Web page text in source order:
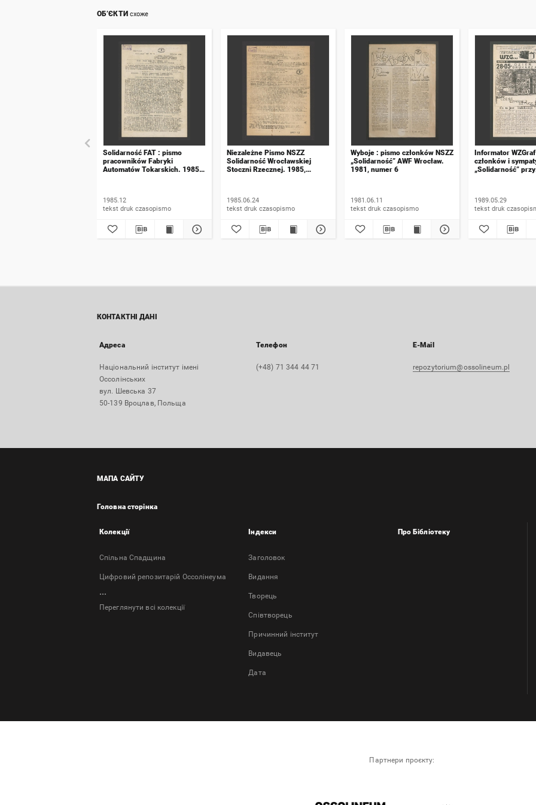
ОБ’ЄКТИ схоже
Solidarność FAT : pismo
pracowników Fabryki
Automatów Tokarskich. 1985,
1985.12
tekst druk czasopismo
Niezależne Pismo NSZZ
Solidarność Wrocławskiej
Stoczni Rzecznej. 1985,
1985.06.24
tekst druk czasopismo
Wyboje : pismo członków NSZZ
„Solidarność” AWF Wrocław.
1981, numer 6
1981.06.11
tekst druk czasopismo
Informator
członków i
„Solidarność” przy
1989.05.29
tekst druk
КОНТАКТНІ ДАНІ
Адреса
Національний інститут імені
Оссолінських
вул. Шевська 37
50-139 Вроцлав, Польща
Телефон
(+48) 71 344 44 71
E-Mail
repozytorium@ossolineum.pl
МАПА САЙТУ
Головна сторінка
Колекції
Спільна Спадщина
Цифровий репозитарій Оссолінеума
...
Переглянути всі колекції
Індекси
Заголовок
Bидання
Творець
Співтворець
Причинний інститут
Видавець
Дата
Про Бібліотеку
Партнери проєкту: